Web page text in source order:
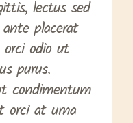
lectus sed
placerat
orci odio ut
purus.
condimentum
orci at urna